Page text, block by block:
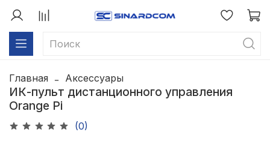
Главная Аксессуары
ИК-пульт дистанционного управления
Orange Pi
(0)